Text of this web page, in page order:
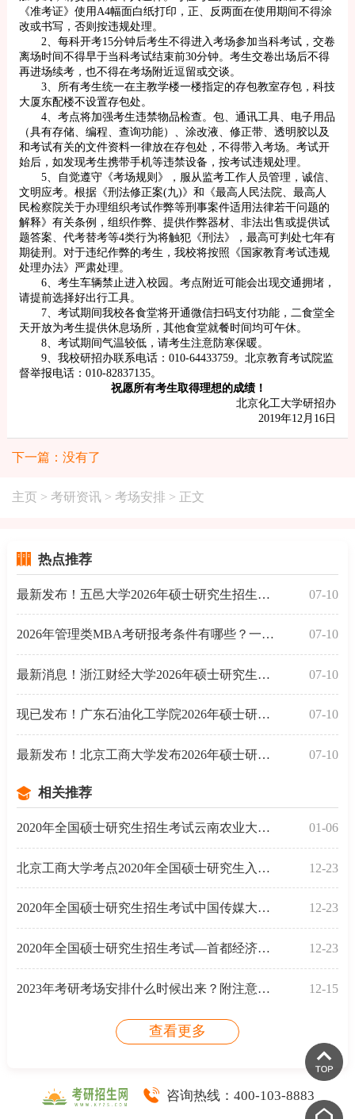
《准考证》使用A4幅面白纸打印，正、反两面在使用期间不得涂
改或书写，否则按违规处理。
2、每科开考15分钟后考生不得进入考场参加当科考试，交卷
离场时间不得早于当科考试结束前30分钟。考生交卷出场后不得
再进场续考，也不得在考场附近逗留或交谈。
3、所有考生统一在主教学楼一楼指定的存包教室存包，科技
大厦东配楼不设置存包处。
4、考点将加强考生违禁物品检查。包、通讯工具、电子用品
（具有存储、编程、查询功能）、涂改液、修正带、透明胶以及
和考试有关的文件资料一律放在存包处，不得带入考场。考试开
始后，如发现考生携带手机等违禁设备，按考试违规处理。
5、自觉遵守《考场规则》，服从监考工作人员管理，诚信、
文明应考。根据《刑法修正案(九)》和《最高人民法院、最高人
民检察院关于办理组织考试作弊等刑事案件适用法律若干问题的
解释》有关条例，组织作弊、提供作弊器材、非法出售或提供试
题答案、代考替考等4类行为将触犯《刑法》，最高可判处七年有
期徒刑。对于违纪作弊的考生，我校将按照《国家教育考试违规
处理办法》严肃处理。
6、考生车辆禁止进入校园。考点附近可能会出现交通拥堵，
请提前选择好出行工具。
7、考试期间我校各食堂将开通微信扫码支付功能，二食堂全
天开放为考生提供休息场所，其他食堂就餐时间均可午休。
8、考试期间气温较低，请考生注意防寒保暖。
9、我校研招办联系电话：010-64433759。北京教育考试院监
督举报电话：010-82837135。
祝愿所有考生取得理想的成绩！
北京化工大学研招办
2019年12月16日
下一篇：没有了
主页 > 考研资讯> 考场安排> 正文
热点推荐
最新发布！五邑大学2026年硕士研究生招生自命题科目考 07-10
2026年管理类MBA考研报考条件有哪些？一文了解 07-10
最新消息！浙江财经大学2026年硕士研究生招生初试自命 07-10
现已发布！广东石油化工学院2026年硕士研究生招生考试 07-10
最新发布！北京工商大学发布2026年硕士研究生招生考试 07-10
相关推荐
2020年全国硕士研究生招生考试云南农业大学考点公告 01-06
北京工商大学考点2020年全国硕士研究生入学考试考生须 12-23
2020年全国硕士研究生招生考试中国传媒大学考点考生须 12-23
2020年全国硕士研究生招生考试—首都经济贸易大学考点 12-23
2023年考研考场安排什么时候出来？附注意事项 12-15
查看更多
咨询热线：400-103-8883